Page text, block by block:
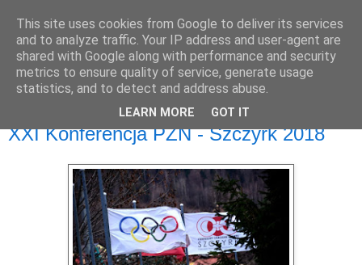
poniedziałek, 26 listopada 2018
XXI Konferencja PZN - Szczyrk 2018
This site uses cookies from Google to deliver its services
and to analyze traffic. Your IP address and user-agent are
shared with Google along with performance and security
metrics to ensure quality of service, generate usage
statistics, and to detect and address abuse.
LEARN MORE GOT IT